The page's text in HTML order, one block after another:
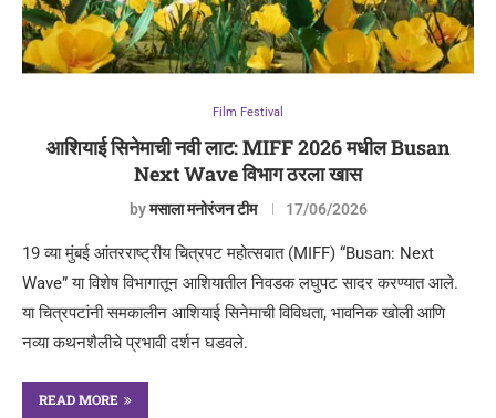
Film Festival
आशियाई सिनेमाची नवी लाट: MIFF 2026 मधील Busan
Next Wave विभाग ठरला खास
byमसाला मनोरंजन टीम 17/06/2026
19 व्या मुंबई आंतरराष्ट्रीय चित्रपट महोत्सवात (MIFF) “Busan: Next
Wave” या विशेष विभागातून आशियातील निवडक लघुपट सादर करण्यात आले.
या चित्रपटांनी समकालीन आशियाई सिनेमाची विविधता, भावनिक खोली आणि
नव्या कथनशैलीचे प्रभावी दर्शन घडवले.
READ MORE